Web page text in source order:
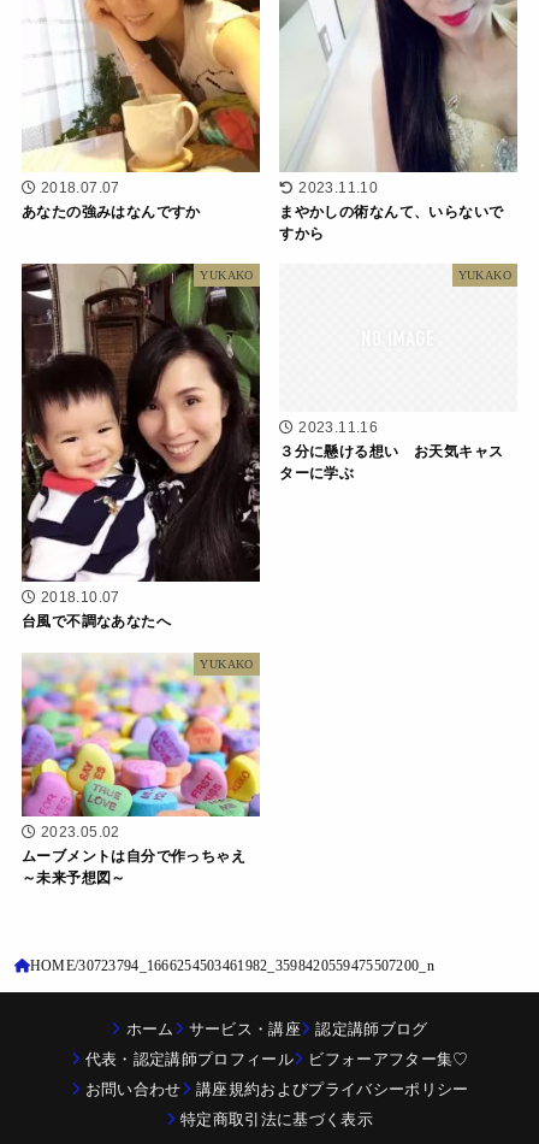
2018.07.07
あなたの強みはなんですか
2023.11.10
まやかしの術なんて、いらないで
すから
YUKAKO
2018.10.07
台風で不調なあなたへ
YUKAKO
2023.11.16
３分に懸ける想い お天気キャス
ターに学ぶ
YUKAKO
2023.05.02
ムーブメントは自分で作っちゃえ
～未来予想図～
HOME 30723794_1666254503461982_3598420559475507200_n
ホーム サービス・講座
認定講師ブログ
代表・認定講師プロフィール
ビフォーアフター集♡
お問い合わせ
講座規約およびプライバシーポリシー
特定商取引法に基づく表示